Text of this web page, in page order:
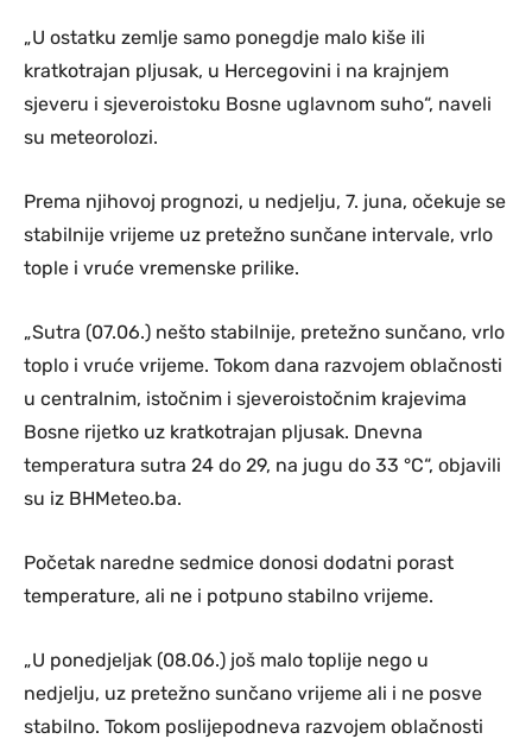
„U ostatku zemlje samo ponegdje malo kiše ili
kratkotrajan pljusak, u Hercegovini i na krajnjem
sjeveru i sjeveroistoku Bosne uglavnom suho“, naveli
su meteorolozi.
Prema njihovoj prognozi, u nedjelju, 7. juna, očekuje se
stabilnije vrijeme uz pretežno sunčane intervale, vrlo
tople i vruće vremenske prilike.
„Sutra (07.06.) nešto stabilnije, pretežno sunčano, vrlo
toplo i vruće vrijeme. Tokom dana razvojem oblačnosti
u centralnim, istočnim i sjeveroistočnim krajevima
Bosne rijetko uz kratkotrajan pljusak. Dnevna
temperatura sutra 24 do 29, na jugu do 33 °C“, objavili
su iz BHMeteo.ba.
Početak naredne sedmice donosi dodatni porast
temperature, ali ne i potpuno stabilno vrijeme.
„U ponedjeljak (08.06.) još malo toplije nego u
nedjelju, uz pretežno sunčano vrijeme ali i ne posve
stabilno. Tokom poslijepodneva razvojem oblačnosti